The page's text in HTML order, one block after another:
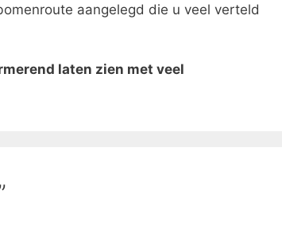
aangelegd die u veel verteld
laten zien met veel